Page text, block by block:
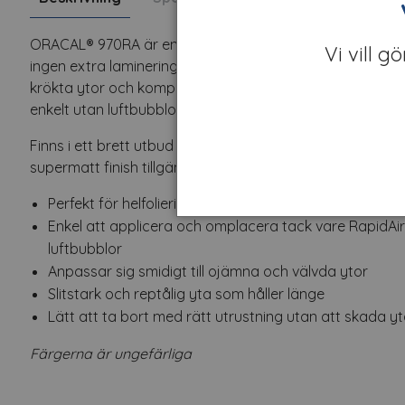
ORACAL® 970RA är en högkvalitativ premiumfolie
ingen extra laminering. Folien är tillverkad av en
krökta ytor och komplexa former. Tack vare RapidAir®-
enkelt utan luftbubblor, vilket ger ett professionellt
Finns i ett brett utbud av färger och ytor, inklusive
supermatt finish tillgänglig i svart.
Perfekt för helfoliering av fordon, inget behov av extra
Enkel att applicera och omplacera tack vare
luftbubblor
Anpassar sig smidigt till ojämna och välvda ytor
Slitstark och reptålig yta som håller länge
Lätt att ta bort med rätt utrustning utan att skada
Färgerna är ungefärliga
Vi vill